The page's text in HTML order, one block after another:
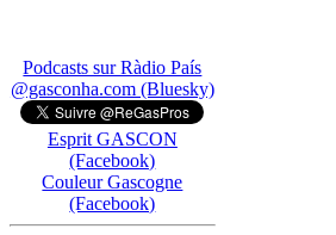
Podcasts sur Ràdio País
@gasconha.com (Bluesky)
Esprit GASCON
(Facebook)
Couleur Gascogne
(Facebook)